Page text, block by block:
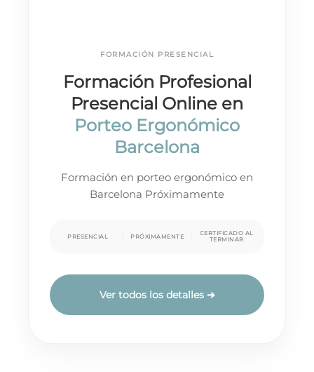
FORMACIÓN PRESENCIAL
Formación Profesional
Presencial Online en
Porteo Ergonómico
Barcelona
Formación en porteo ergonómico en
Barcelona Próximamente
PRESENCIAL PRÓXIMAMENTE
CERTIFICADO AL
TERMINAR
Ver todos los detalles ➔